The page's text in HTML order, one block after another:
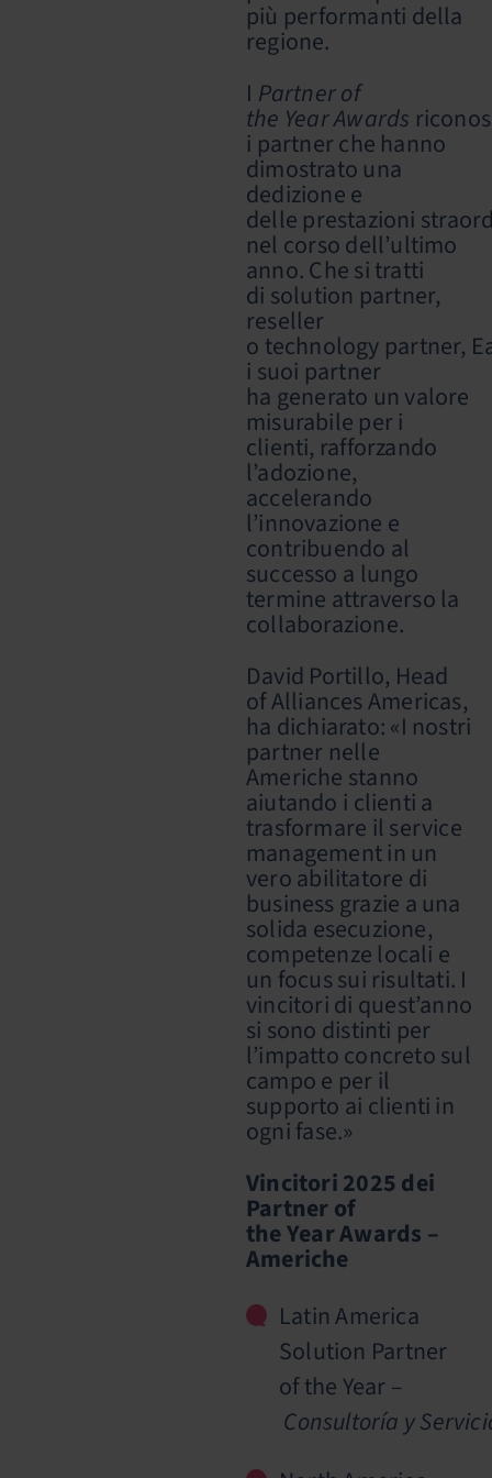
più performanti della
regione.
I Partner of
the Year Awards
i partner che hanno
dimostrato una
dedizione e
delle prestazioni
nel corso dell’ultimo
anno. Che si tratti
di solution partner,
reseller
o technology partner,
i suoi partner
ha generato un valore
misurabile per i
clienti, rafforzando
l’adozione,
accelerando
l’innovazione e
contribuendo al
successo a lungo
termine attraverso la
collaborazione.
David Portillo, Head
of Alliances Americas,
ha dichiarato: «I nostri
partner nelle
Americhe stanno
aiutando i clienti a
trasformare il service
management in un
vero abilitatore di
business grazie a una
solida esecuzione,
competenze locali e
un focus sui risultati. I
vincitori di quest’anno
si sono distinti per
l’impatto concreto sul
campo e per il
supporto ai clienti in
ogni fase.»
Vincitori 2025 dei
Partner of
the Year Awards –
Americhe
Latin America
Solution Partner
of the Year –
Consultoría y